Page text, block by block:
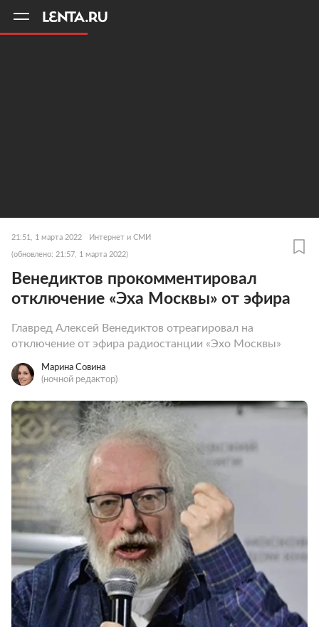
21:51, 1 марта 2022 Интернет и СМИ
(обновлено: 21:57, 1 марта 2022)
Венедиктов прокомментировал
отключение «Эха Москвы» от эфира
Главред Алексей Венедиктов отреагировал на
отключение от эфира радиостанции «Эхо Москвы»
Марина Совина
(ночной редактор)